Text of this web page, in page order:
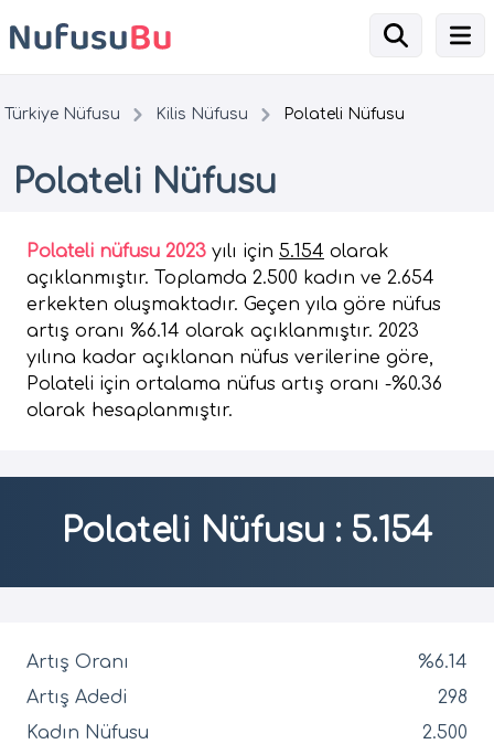
Türkiye Nüfusu Kilis Nüfusu Polateli Nüfusu
Polateli Nüfusu
Polateli nüfusu 2023 yılı için 5.154 olarak
açıklanmıştır. Toplamda 2.500 kadın ve 2.654
erkekten oluşmaktadır. Geçen yıla göre nüfus
artış oranı %6.14 olarak açıklanmıştır. 2023
yılına kadar açıklanan nüfus verilerine göre,
Polateli için ortalama nüfus artış oranı -%0.36
olarak hesaplanmıştır.
Polateli Nüfusu : 5.154
Artış Oranı
%6.14
Artış Adedi
298
Kadın Nüfusu
2.500